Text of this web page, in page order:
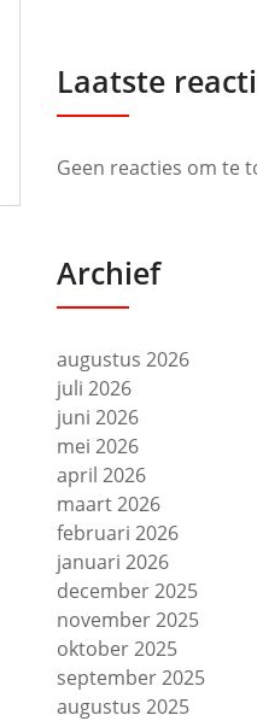
Laatste
Geen reacties om te
Archief
augustus 2026
juli 2026
juni 2026
mei 2026
april 2026
maart 2026
februari 2026
januari 2026
december 2025
november 2025
oktober 2025
september 2025
augustus 2025